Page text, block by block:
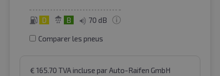
D B 70 dB
Comparer les pneus
€ 165.70 TVA incluse par Auto-Raifen GmbH